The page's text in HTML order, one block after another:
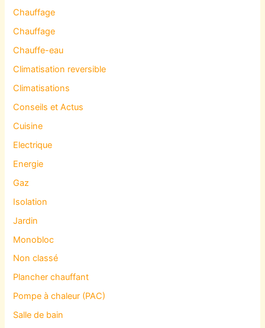
Chauffage
Chauffage
Chauffe-eau
Climatisation reversible
Climatisations
Conseils et Actus
Cuisine
Electrique
Energie
Gaz
Isolation
Jardin
Monobloc
Non classé
Plancher chauffant
Pompe à chaleur (PAC)
Salle de bain